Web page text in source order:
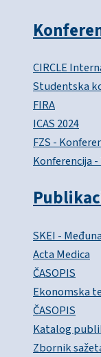
CIRCLE
Studentska
FIRA
ICAS 2024
FZS -
Konferencija
SKEI -
Acta Medica
ČASOPIS
Ekonomska
ČASOPIS
Katalog
Zbornik